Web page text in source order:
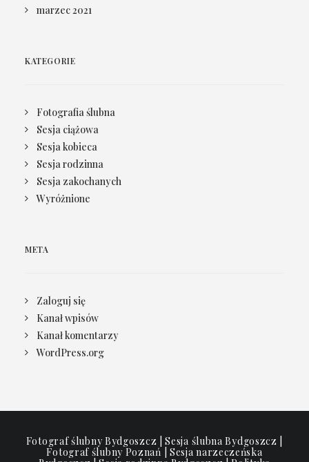
marzec 2021
KATEGORIE
Fotografia ślubna
Sesja ciążowa
Sesja kobieca
Sesja rodzinna
Sesja zakochanych
Wyróżnione
META
Zaloguj się
Kanał wpisów
Kanał komentarzy
WordPress.org
Fotograf ślubny Bydgoszcz | Sesja ślubna Bydgoszcz |
Fotograf ślubny Poznań | Sesja narzeczeńska